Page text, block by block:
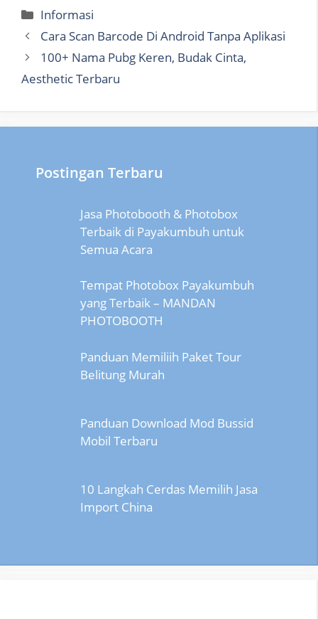
Categories
Informasi
Cara Scan Barcode Di Android Tanpa Aplikasi
100+ Nama Pubg Keren, Budak Cinta,
Aesthetic Terbaru
Postingan Terbaru
Jasa Photobooth & Photobox
Terbaik di Payakumbuh untuk
Semua Acara
Tempat Photobox Payakumbuh
yang Terbaik – MANDAN
PHOTOBOOTH
Panduan Memiliih Paket Tour
Belitung Murah
Panduan Download Mod Bussid
Mobil Terbaru
10 Langkah Cerdas Memilih Jasa
Import China